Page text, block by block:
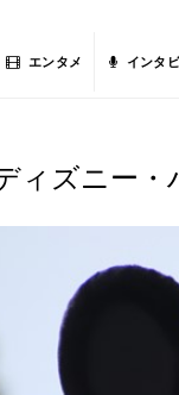
エンタメ インタ
ィズニー・